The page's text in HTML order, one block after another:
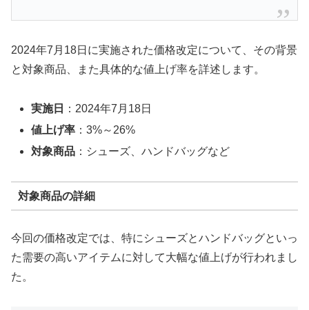
2024年7月18日に実施された価格改定について、その背景
と対象商品、また具体的な値上げ率を詳述します。
実施日
：2024年7月18日
値上げ率 ：3%～26%
対象商品 ：シューズ、ハンドバッグなど
対象商品の詳細
今回の価格改定では、特にシューズとハンドバッグといっ
た需要の高いアイテムに対して大幅な値上げが行われまし
た。